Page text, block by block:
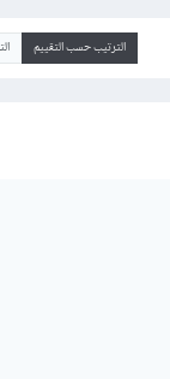
الترتيب حسب التقييم